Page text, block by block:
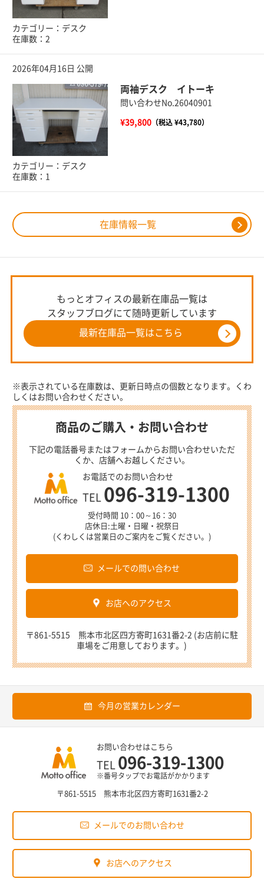
在庫情報一覧
カテゴリー：デスク
在庫数：2
2026年04月16日 公開
両袖デスク イトーキ
問い合わせNo.26040901
¥39,800（税込 ¥43,780）
カテゴリー：デスク
在庫数：1
もっとオフィスの最新在庫品一覧は
スタッフブログにて随時更新しています
最新在庫品一覧はこちら
※表示されている在庫数は、更新日時点の個数となります。くわ
しくはお問い合わせください。
商品のご購入・お問い合わせ
下記の電話番号またはフォームからお問い合わせいただ
くか、店舗へお越しください。
お電話でのお問い合わせ
TEL 096-319-1300
受付時間 10：00～16：30
店休日:土曜・日曜・祝祭日
(くわしくは営業日のご案内をご覧ください。)
メールでの問い合わせ
お店へのアクセス
〒861-5515 熊本市北区四方寄町1631番2-2 (お店前に駐
車場をご用意しております。)
今月の営業カレンダー
お問い合わせはこちら
TEL 096-319-1300
※番号タップでお電話がかかります
〒861-5515 熊本市北区四方寄町1631番2-2
メールでのお問い合わせ
お店へのアクセス